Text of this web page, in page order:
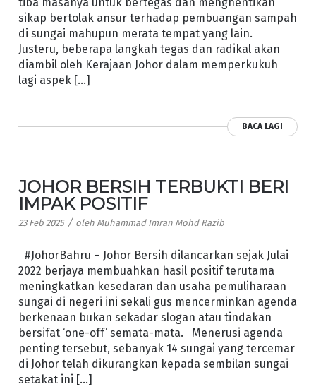
sikap bertolak ansur terhadap pembuangan sampah
di sungai mahupun merata tempat yang lain.
Justeru, beberapa langkah tegas dan radikal akan
diambil oleh Kerajaan Johor dalam memperkukuh
lagi aspek […]
BACA LAGI
JOHOR BERSIH TERBUKTI BERI
IMPAK POSITIF
23 Feb 2025 / oleh Muhammad Imran Mohd Razib
#JohorBahru – Johor Bersih dilancarkan sejak Julai
2022 berjaya membuahkan hasil positif terutama
meningkatkan kesedaran dan usaha pemuliharaan
sungai di negeri ini sekali gus mencerminkan agenda
berkenaan bukan sekadar slogan atau tindakan
bersifat ‘one-off’ semata-mata. Menerusi agenda
penting tersebut, sebanyak 14 sungai yang tercemar
di Johor telah dikurangkan kepada sembilan sungai
setakat ini […]